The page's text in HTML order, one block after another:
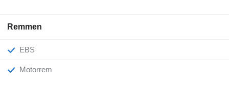
Remmen
EBS
Motorrem